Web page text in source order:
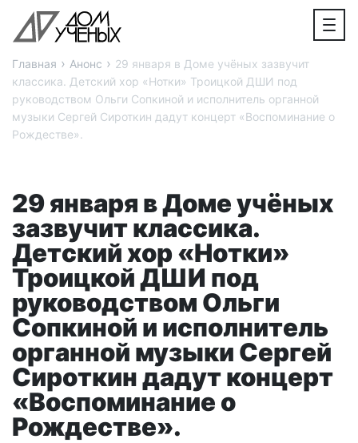
Главная › Анонс › 29 января в Доме учёных зазвучит
классика. Детский хор «Нотки» Троицкой ДШИ под
руководством Ольги Сопкиной и исполнитель органной
музыки Сергей Сироткин дадут концерт «Воспоминание о
Рождестве».
29 января в Доме учёных
зазвучит классика.
Детский хор «Нотки»
Троицкой ДШИ под
руководством Ольги
Сопкиной и исполнитель
органной музыки Сергей
Сироткин дадут концерт
«Воспоминание о
Рождестве».